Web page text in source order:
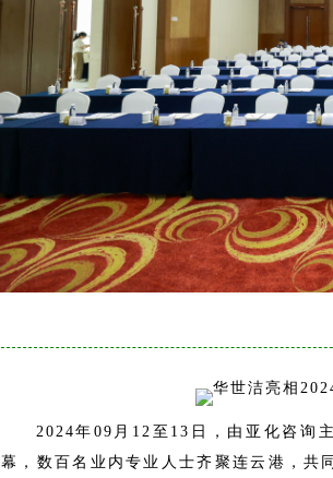
2024年09月12至13日，由亚化咨询
幕，数百名业内专 业人士齐聚连云港，共